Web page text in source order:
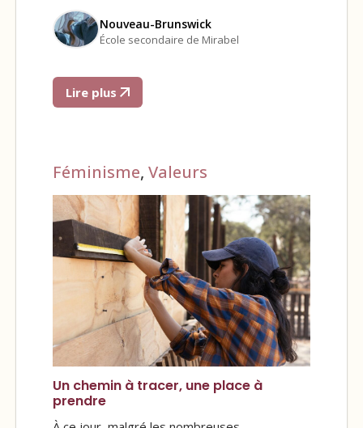
Nouveau-Brunswick
École secondaire de Mirabel
Lire plus
Féminisme, Valeurs
Un chemin à tracer, une place à
prendre